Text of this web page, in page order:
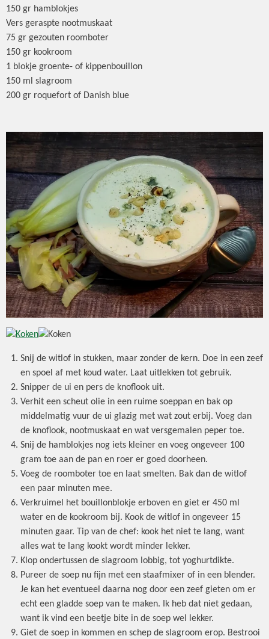
150 gr hamblokjes
Vers geraspte nootmuskaat
75 gr gezouten roomboter
150 gr kookroom
1 blokje groente- of kippenbouillon
150 ml slagroom
200 gr roquefort of Danish blue
Snij de witlof in stukken, maar zonder de kern. Doe in een zeef
en spoel af met koud water. Laat uitlekken tot gebruik.
Snipper de ui en pers de knoflook uit.
Verhit een scheut olie in een ruime soeppan en bak op
middelmatig vuur de ui glazig met wat zout erbij. Voeg dan
de knoflook, nootmuskaat en wat versgemalen peper toe.
Snij de hamblokjes nog iets kleiner en voeg ongeveer 100
gram toe aan de pan en roer er goed doorheen.
Voeg de roomboter toe en laat smelten. Bak dan de witlof
een paar minuten mee.
Verkruimel het bouillonblokje erboven en giet er 450 ml
water en de kookroom bij. Kook de witlof in ongeveer 15
minuten gaar. Tip van de chef: kook het niet te lang, want
alles wat te lang kookt wordt minder lekker.
Klop ondertussen de slagroom lobbig, tot yoghurtdikte.
Pureer de soep nu fijn met een staafmixer of in een blender.
Je kan het eventueel daarna nog door een zeef gieten om er
echt een gladde soep van te maken. Ik heb dat niet gedaan,
want ik vind een beetje bite in de soep wel lekker.
Giet de soep in kommen en schep de slagroom erop. Bestrooi